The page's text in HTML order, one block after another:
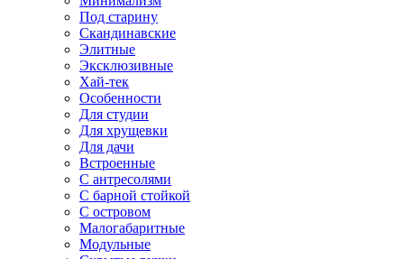
Под старину
Скандинавские
Элитные
Эксклюзивные
Хай-тек
Особенности
Для студии
Для хрущевки
Для дачи
Встроенные
С антресолями
С барной стойкой
С островом
Малогабаритные
Модульные